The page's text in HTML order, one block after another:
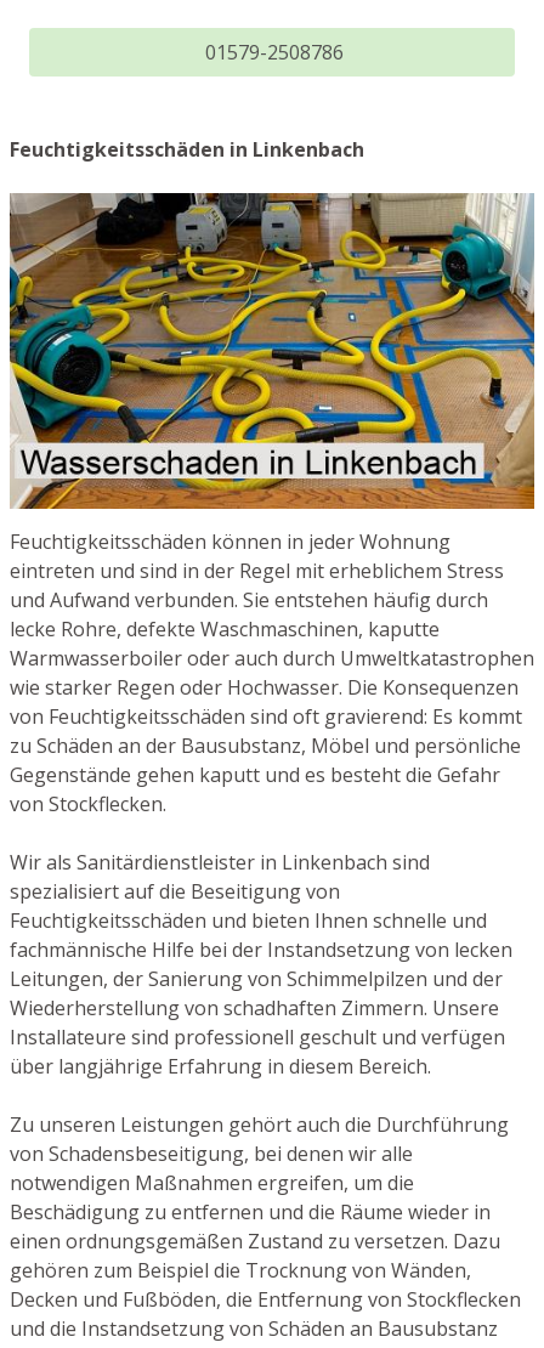
01579-2508786
Feuchtigkeitsschäden in Linkenbach
Feuchtigkeitsschäden können in jeder Wohnung
eintreten und sind in der Regel mit erheblichem Stress
und Aufwand verbunden. Sie entstehen häufig durch
lecke Rohre, defekte Waschmaschinen, kaputte
Warmwasserboiler oder auch durch Umweltkatastrophen
wie starker Regen oder Hochwasser. Die Konsequenzen
von Feuchtigkeitsschäden sind oft gravierend: Es kommt
zu Schäden an der Bausubstanz, Möbel und persönliche
Gegenstände gehen kaputt und es besteht die Gefahr
von Stockflecken.
Wir als Sanitärdienstleister in Linkenbach sind
spezialisiert auf die Beseitigung von
Feuchtigkeitsschäden und bieten Ihnen schnelle und
fachmännische Hilfe bei der Instandsetzung von lecken
Leitungen, der Sanierung von Schimmelpilzen und der
Wiederherstellung von schadhaften Zimmern. Unsere
Installateure sind professionell geschult und verfügen
über langjährige Erfahrung in diesem Bereich.
Zu unseren Leistungen gehört auch die Durchführung
von Schadensbeseitigung, bei denen wir alle
notwendigen Maßnahmen ergreifen, um die
Beschädigung zu entfernen und die Räume wieder in
einen ordnungsgemäßen Zustand zu versetzen. Dazu
gehören zum Beispiel die Trocknung von Wänden,
Decken und Fußböden, die Entfernung von Stockflecken
und die Instandsetzung von Schäden an Bausubstanz